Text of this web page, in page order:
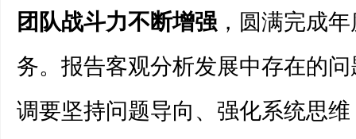
团队战斗力不断增强 ，圆满完成
务。报告客观分析发展中存在的
调要坚持问题导向、强化系统思